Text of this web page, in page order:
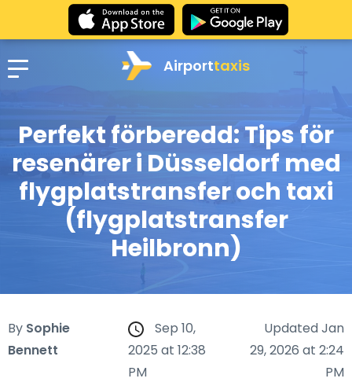
Airporttaxis
Perfekt förberedd: Tips för
resenärer i Düsseldorf med
flygplatstransfer och taxi
(flygplatstransfer
Heilbronn)
By Sophie
Bennett
Sep 10,
2025 at 12:38
PM
Updated Jan
29, 2026 at 2:24
PM